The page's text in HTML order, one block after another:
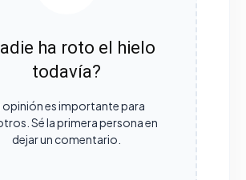
ha roto el hielo
todavía?
opinión es importante para
Sé la primera persona en
dejar un comentario.